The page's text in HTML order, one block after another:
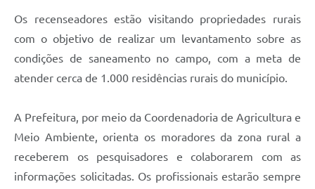
Os recenseadores estão visitando propriedades rurais
com o objetivo de realizar um levantamento sobre as
condições de saneamento no campo, com a meta de
atender cerca de 1.000 residências rurais do município.
A Prefeitura, por meio da Coordenadoria de Agricultura e
Meio Ambiente, orienta os moradores da zona rural a
receberem os pesquisadores e colaborarem com as
informações solicitadas. Os profissionais estarão sempre